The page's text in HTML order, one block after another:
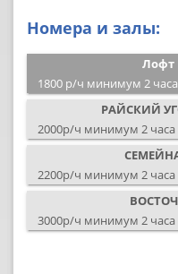
Номера и залы:
Лофт
1800 р/ч минимум 2
РАЙСКИЙ
2000р/ч минимум 2 часа
2200р/ч минимум 2 часа
3000р/ч минимум 2 часа